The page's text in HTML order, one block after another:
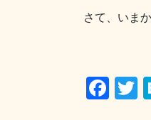
さて、いま
F
T